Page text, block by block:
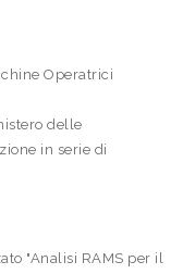
Operatrici
delle
in serie di
"Analisi RAMS per il